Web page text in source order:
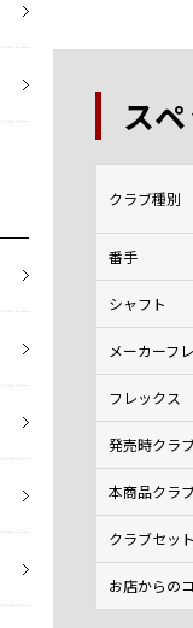
ス
クラブ種別
番手
シャフト
メーカーフ
フレックス
発売時クラ
本商品クラ
クラブセッ
お店からの